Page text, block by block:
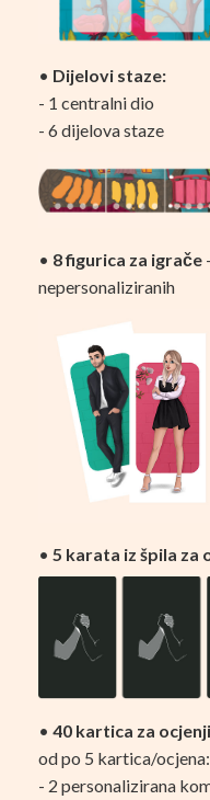
• Dijelovi staze:
- 1 centralni dio
- 6 dijelova staze
• 8 figurica za igrače
nepersonaliziranih
• 5 karata iz špila za
• 40 kartica za
od po 5 kartica/ocjena:
- 2 personalizirana